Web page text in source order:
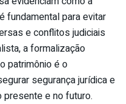
fundamental para evitar
e conflitos judiciais
a formalização
patrimônio é o
segurança jurídica e
e no futuro.